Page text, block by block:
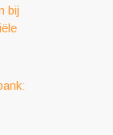
bij